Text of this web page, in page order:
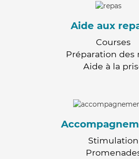
Aide aux
Courses
Préparation des
Aide à la
Stimulation